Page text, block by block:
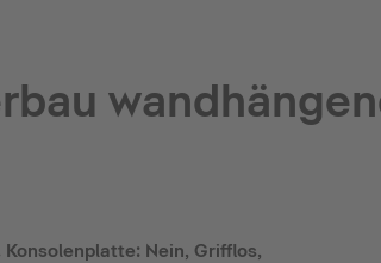
Konsolenplatte: Nein, Grifflos,